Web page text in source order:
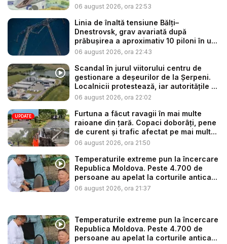
06 august 2026, ora 22:53
Linia de înaltă tensiune Bălți–
Dnestrovsk, grav avariată după
prăbușirea a aproximativ 10 piloni în u...
06 august 2026, ora 22:43
Scandal în jurul viitorului centru de
gestionare a deșeurilor de la Șerpeni.
Localnicii protestează, iar autoritățile ...
06 august 2026, ora 22:02
UPDATE
Furtuna a făcut ravagii în mai multe
raioane din țară. Copaci doborâți, pene
de curent și trafic afectat pe mai mult...
06 august 2026, ora 21:50
Temperaturile extreme pun la încercare
Republica Moldova. Peste 4.700 de
persoane au apelat la corturile antica...
06 august 2026, ora 21:37
Temperaturile extreme pun la încercare
Republica Moldova. Peste 4.700 de
persoane au apelat la corturile antica...